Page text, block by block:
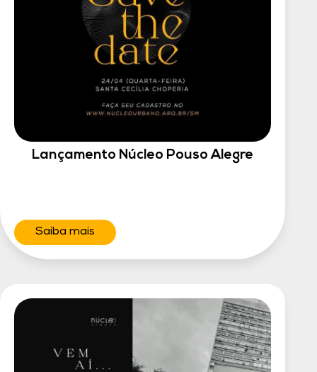
Lançamento Núcleo Pouso Alegre
Saiba mais